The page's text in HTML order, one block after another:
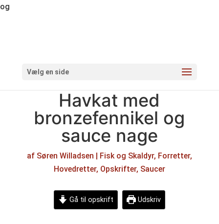
og
Vælg en side
Havkat med
bronzefennikel og
sauce nage
af Søren Willadsen | Fisk og Skaldyr, Forretter,
Hovedretter, Opskrifter, Saucer
Gå til opskrift Udskriv